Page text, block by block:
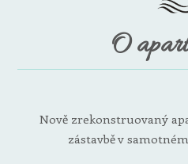
O
Nově zrekonstruovaný
zástavbě v